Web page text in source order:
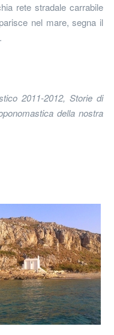
rete stradale carrabile
nel mare, segna il
2011-2012, Storie di
della nostra